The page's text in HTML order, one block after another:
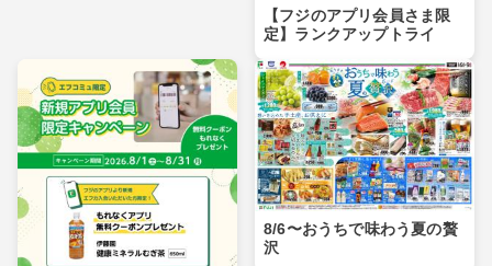
【フジのアプリ会員さま限
定】ランクアップトライ
8/6〜おうちで味わう夏の贅
沢